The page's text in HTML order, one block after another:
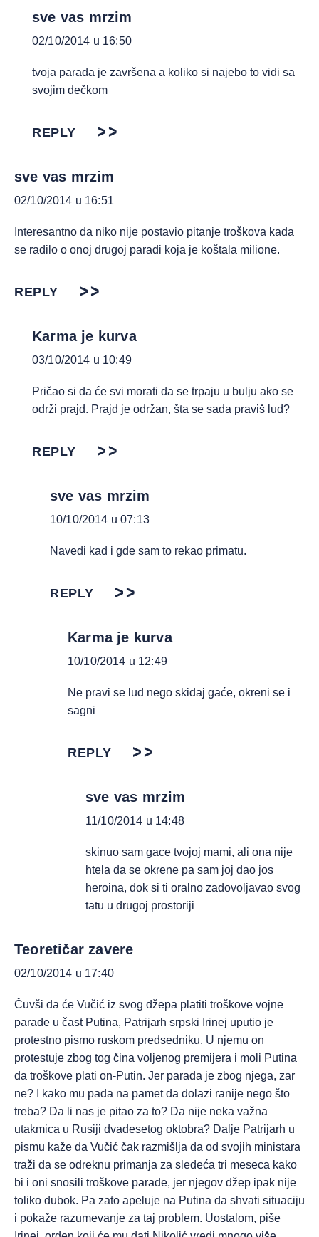
sve vas mrzim
02/10/2014 u 16:50
tvoja parada je završena a koliko si najebo to vidi sa
svojim dečkom
REPLY
sve vas mrzim
02/10/2014 u 16:51
Interesantno da niko nije postavio pitanje troškova kada
se radilo o onoj drugoj paradi koja je koštala milione.
REPLY
Karma je kurva
03/10/2014 u 10:49
Pričao si da će svi morati da se trpaju u bulju ako se
održi prajd. Prajd je održan, šta se sada praviš lud?
REPLY
sve vas mrzim
10/10/2014 u 07:13
Navedi kad i gde sam to rekao primatu.
REPLY
Karma je kurva
10/10/2014 u 12:49
Ne pravi se lud nego skidaj gaće, okreni se i
sagni
REPLY
sve vas mrzim
11/10/2014 u 14:48
skinuo sam gace tvojoj mami, ali ona nije
htela da se okrene pa sam joj dao jos
heroina, dok si ti oralno zadovoljavao svog
tatu u drugoj prostoriji
Teoretičar zavere
02/10/2014 u 17:40
Čuvši da će Vučić iz svog džepa platiti troškove vojne
parade u čast Putina, Patrijarh srpski Irinej uputio je
protestno pismo ruskom predsedniku. U njemu on
protestuje zbog tog čina voljenog premijera i moli Putina
da troškove plati on-Putin. Jer parada je zbog njega, zar
ne? I kako mu pada na pamet da dolazi ranije nego što
treba? Da li nas je pitao za to? Da nije neka važna
utakmica u Rusiji dvadesetog oktobra? Dalje Patrijarh u
pismu kaže da Vučić čak razmišlja da od svojih ministara
traži da se odreknu primanja za sledeća tri meseca kako
bi i oni snosili troškove parade, jer njegov džep ipak nije
toliko dubok. Pa zato apeluje na Putina da shvati situaciju
i pokaže razumevanje za taj problem. Uostalom, piše